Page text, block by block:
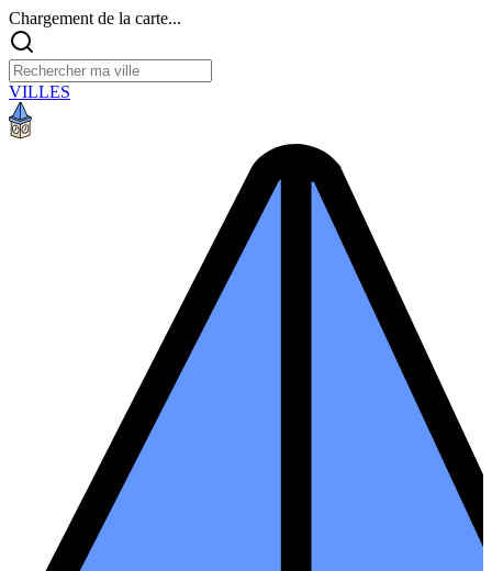
Chargement de la carte...
VILLES